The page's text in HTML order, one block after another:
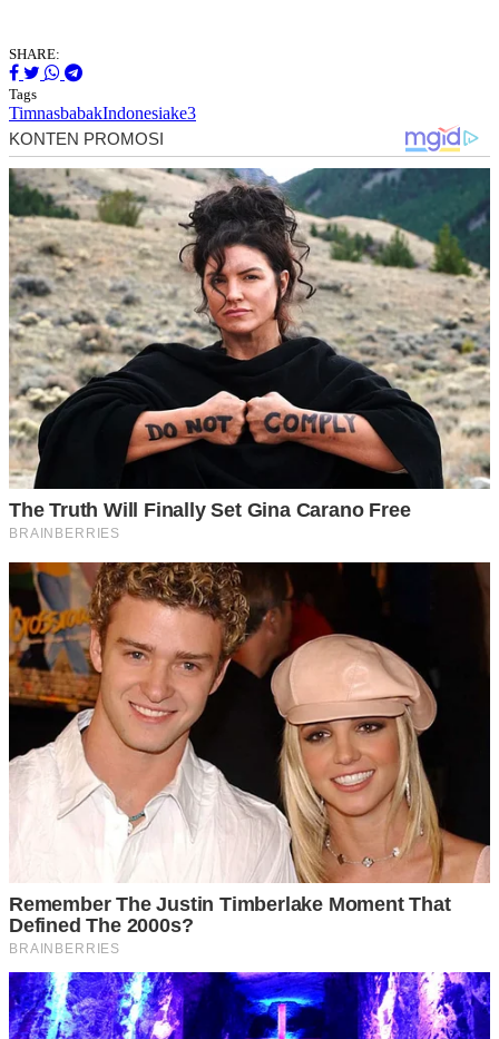
SHARE:
Tags
TimnasbabakIndonesiake3